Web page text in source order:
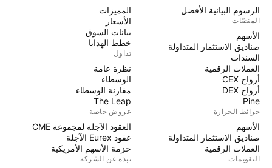
الرسوم البيانية الأفضل
المنصّات
الأسهم
صناديق الاستثمار المتداولة
السندات
العملات الرقمية
أزواج CEX
أزواج DEX
Pine
خرائط الحرارة
الأسهم
صناديق الاستثمار المتداولة
العملات الرقمية
التقويمات
المميزات
الأسعار
بيانات السوق
خطط الهدايا
تداول
نظرة عامة
الوسطاء
مقارنة الوسطاء
The Leap
عروض خاصة
العقود الآجلة لمجموعة CME
عقود Eurex الآجلة
حزمة الأسهم الأمريكية
نبذة عن الشركة